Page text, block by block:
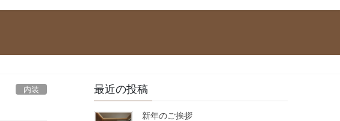
内装 最近の投稿
新年のご挨拶